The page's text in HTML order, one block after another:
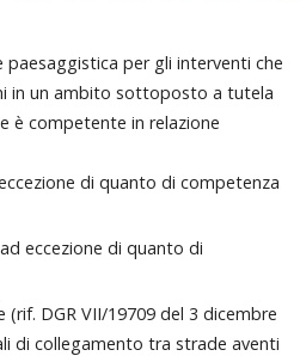
paesaggistica per gli interventi che
in un ambito sottoposto a tutela
è competente in relazione
di quanto di competenza
eccezione di quanto di
DGR VII/19709 del 3 dicembre
di collegamento tra strade aventi